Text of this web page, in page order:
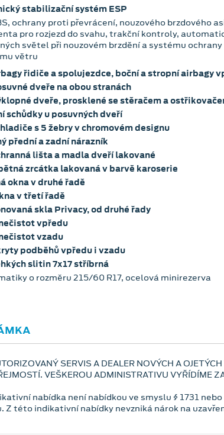
stabilizační systém ESP
ochrany proti převrácení, nouzového brzdového
pro rozjezd do svahu, trakční kontroly,
světel při nouzovém brzdění a systému
větru
řidiče a spolujezdce, boční a stropní airbagy
dveře na obou stranách
dveře, prosklené se stěračem a
schůdky u posuvných dveří
s 5 žebry v chromovém designu
přední a zadní nárazník
lišta a madla dveří lakované
zrcátka lakovaná v barvě karoserie
okna v druhé řadě
v třetí řadě
skla Privacy, od druhé řady
vpředu
vzadu
podběhů vpředu i vzadu
slitin 7x17 stříbrná
o rozměru 215/60 R17, ocelová minirezerva
SERVIS A DEALER NOVÝCH A
VEŠKEROU ADMINISTRATIVU VYŘÍDÍME
nabídka není nabídkou ve smyslu § 1731
Z této indikativní nabídky nevzniká nárok na